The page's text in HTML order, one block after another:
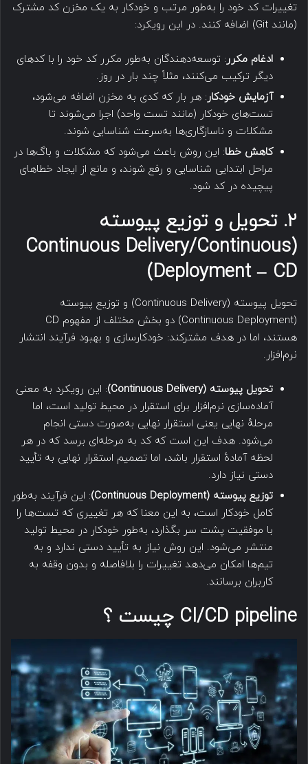
تغییرات کد خود را به‌طور مرتب و خودکار به یک مخزن کد مشترک
(مانند Git) اضافه کنند. در این رویکرد:
ادغام مکرر: توسعه‌دهندگان به‌طور مکرر کد خود را با کدهای
دیگر ترکیب می‌کنند، مثلاً چند بار در روز.
آزمایش خودکار: هر بار که کدی به مخزن اضافه می‌شود،
تست‌های خودکار (مانند تست واحد) اجرا می‌شوند تا
مشکلات و ناسازگاری‌ها به‌سرعت شناسایی شوند.
کاهش خطا: این روش باعث می‌شود که مشکلات و باگ‌ها در
مراحل ابتدایی شناسایی و رفع شوند، و مانع از ایجاد خطاهای
پیچیده در کد شود.
۲.تحویل و توزیع پیوسته
(Continuous Delivery/Continuous
Deployment – CD)
تحویل پیوسته (Continuous Delivery) و توزیع پیوسته
(Continuous Deployment) دو بخش مختلف از مفهوم CD
هستند، اما در هدف مشترکند: خودکارسازی و بهبود فرآیند انتشار
نرم‌افزار.
تحویل پیوسته (Continuous Delivery)
: این رویکرد به معنی
آماده‌سازی نرم‌افزار برای استقرار در محیط تولید است، اما
مرحلهٔ نهایی یعنی استقرار نهایی به‌صورت دستی انجام
می‌شود. هدف این است که کد به مرحله‌ای برسد که در هر
لحظه آمادهٔ استقرار باشد، اما تصمیم استقرار نهایی به تأیید
دستی نیاز دارد.
توزیع پیوسته (Continuous Deployment)
: این فرآیند به‌طور
کامل خودکار است، به این معنا که هر تغییری که تست‌ها را
با موفقیت پشت سر بگذارد، به‌طور خودکار در محیط تولید
منتشر می‌شود. این روش نیاز به تأیید دستی ندارد و به
تیم‌ها امکان می‌دهد تغییرات را بلافاصله و بدون وقفه به
کاربران برسانند.
CI/CD pipeline چیست ؟